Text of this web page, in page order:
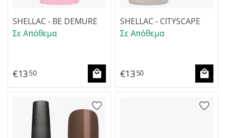
SHELLAC - BE DEMURE
Σε Απόθεμα
€1350
SHELLAC - CITYSCAPE
Σε Απόθεμα
€1350